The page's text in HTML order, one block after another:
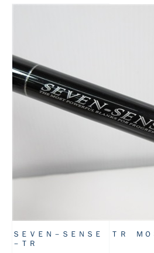
ＳＥＶＥＮ－ＳＥＮＳＥ ＴＲ ＭＯ
－ＴＲ